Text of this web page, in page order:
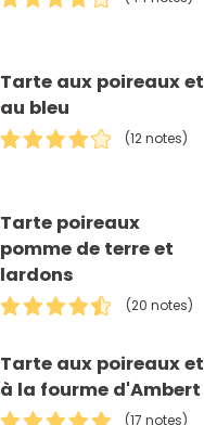
Tarte aux poireaux et
au bleu
(12 notes)
Tarte poireaux
pomme de terre et
lardons
(20 notes)
Tarte aux poireaux et
à la fourme d'Ambert
(17 notes)